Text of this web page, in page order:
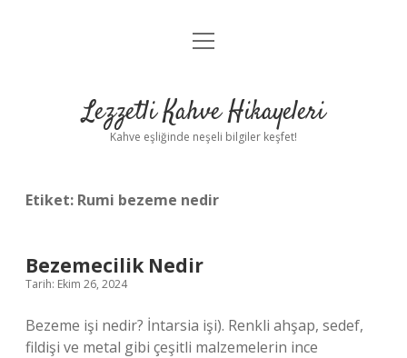
Anasayfa
Yasal Uyarı
menüyü
Lezzetli Kahve Hikayeleri
Kahve eşliğinde neşeli bilgiler keşfet!
Etiket: Rumi bezeme nedir
Bezemecilik Nedir
Tarih: Ekim 26, 2024
Bezeme işi nedir? İntarsia işi). Renkli ahşap, sedef,
fildişi ve metal gibi çeşitli malzemelerin ince